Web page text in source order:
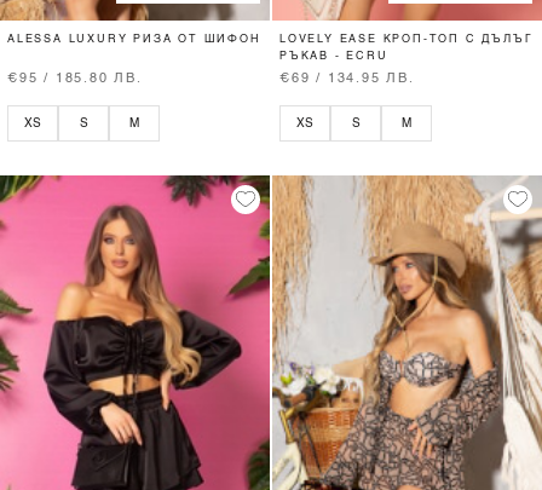
ALESSA LUXURY РИЗА ОТ ШИФОН
€95 / 185.80 ЛВ.
XS S M
LOVELY EASE КРОП-ТОП С ДЪЛЪГ
РЪКАВ - ECRU
€69 / 134.95 ЛВ.
XS S M